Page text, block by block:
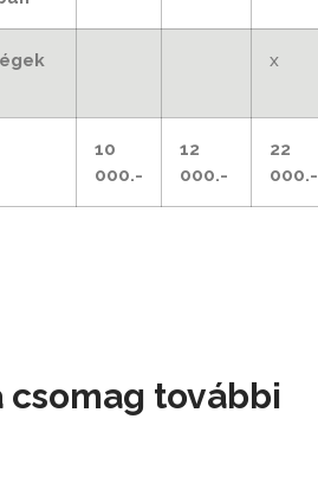
x
10
000.-
12
000.-
22
000.-
további